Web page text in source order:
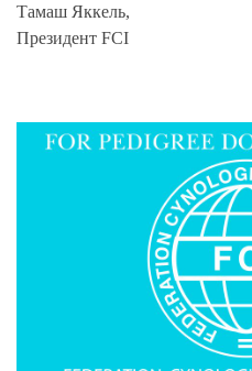
Тамаш Яккель,
Президент FCI